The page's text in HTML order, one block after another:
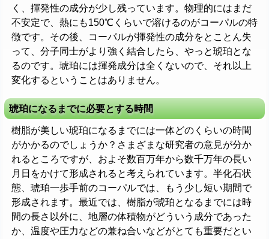
く、揮発性の成分が少し残っています。物理的にはまだ
不安定で、熱にも150℃くらいで溶けるのがコーパルの特
徴です。その後、コーパルが揮発性の成分をとことん失
って、分子同士がより強く結合したら、やっと琥珀とな
るのです。琥珀には揮発成分は全くないので、それ以上
変化するということはありません。
琥珀になるまでに必要とする時間
樹脂が美しい琥珀になるまでには一体どのくらいの時間
がかかるのでしょうか？さまざまな研究者の意見が分か
れるところですが、およそ数百万年から数千万年の長い
月日をかけて形成されると考えられています。半化石状
態、琥珀一歩手前のコーパルでは、もう少し短い期間で
形成されます。最近では、樹脂が琥珀となるまでには時
間の長さ以外に、地層の体積物がどういう成分であった
か、温度や圧力などの兼ね合いなどがとても重要だとい